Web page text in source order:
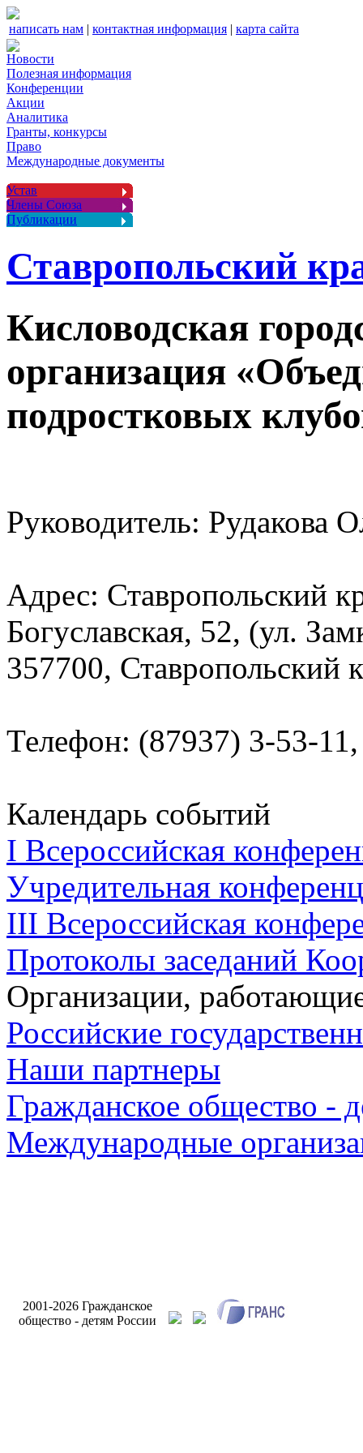
написать нам | контактная информация | карта сайта
Новости
Полезная информация
Конференции
Акции
Аналитика
Гранты, конкурсы
Право
Международные документы
Устав
Члены Союза
Публикации
Ставропольский
Кисловодская
организация
подростковых
Руководитель: Рудакова
Адрес: Ставропольский
Богуславская, 52, (ул.
357700, Ставропольский
Телефон: (87937) 3-53-
Календарь событий
I Всероссийская
Учредительная
III Всероссийская
Протоколы заседаний
Организации,
Российские
Наши партнеры
Гражданское общество -
Международные
2001-2026 Гражданское
общество - детям России